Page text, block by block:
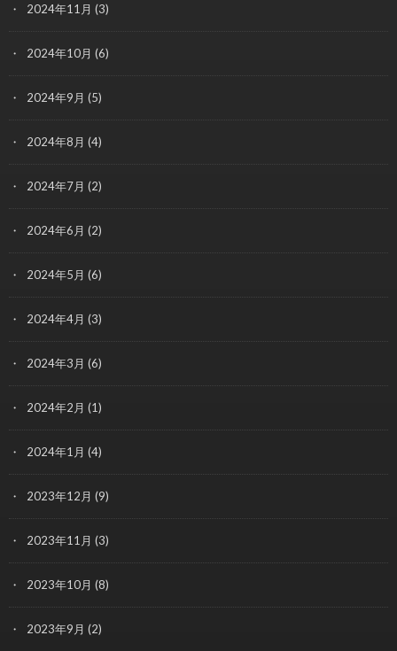
2024年11月 (3)
2024年10月 (6)
2024年9月 (5)
2024年8月 (4)
2024年7月 (2)
2024年6月 (2)
2024年5月 (6)
2024年4月 (3)
2024年3月 (6)
2024年2月 (1)
2024年1月 (4)
2023年12月 (9)
2023年11月 (3)
2023年10月 (8)
2023年9月 (2)